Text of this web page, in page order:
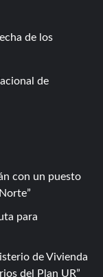
de los
de
con un puesto
para
de Vivienda
del Plan UR